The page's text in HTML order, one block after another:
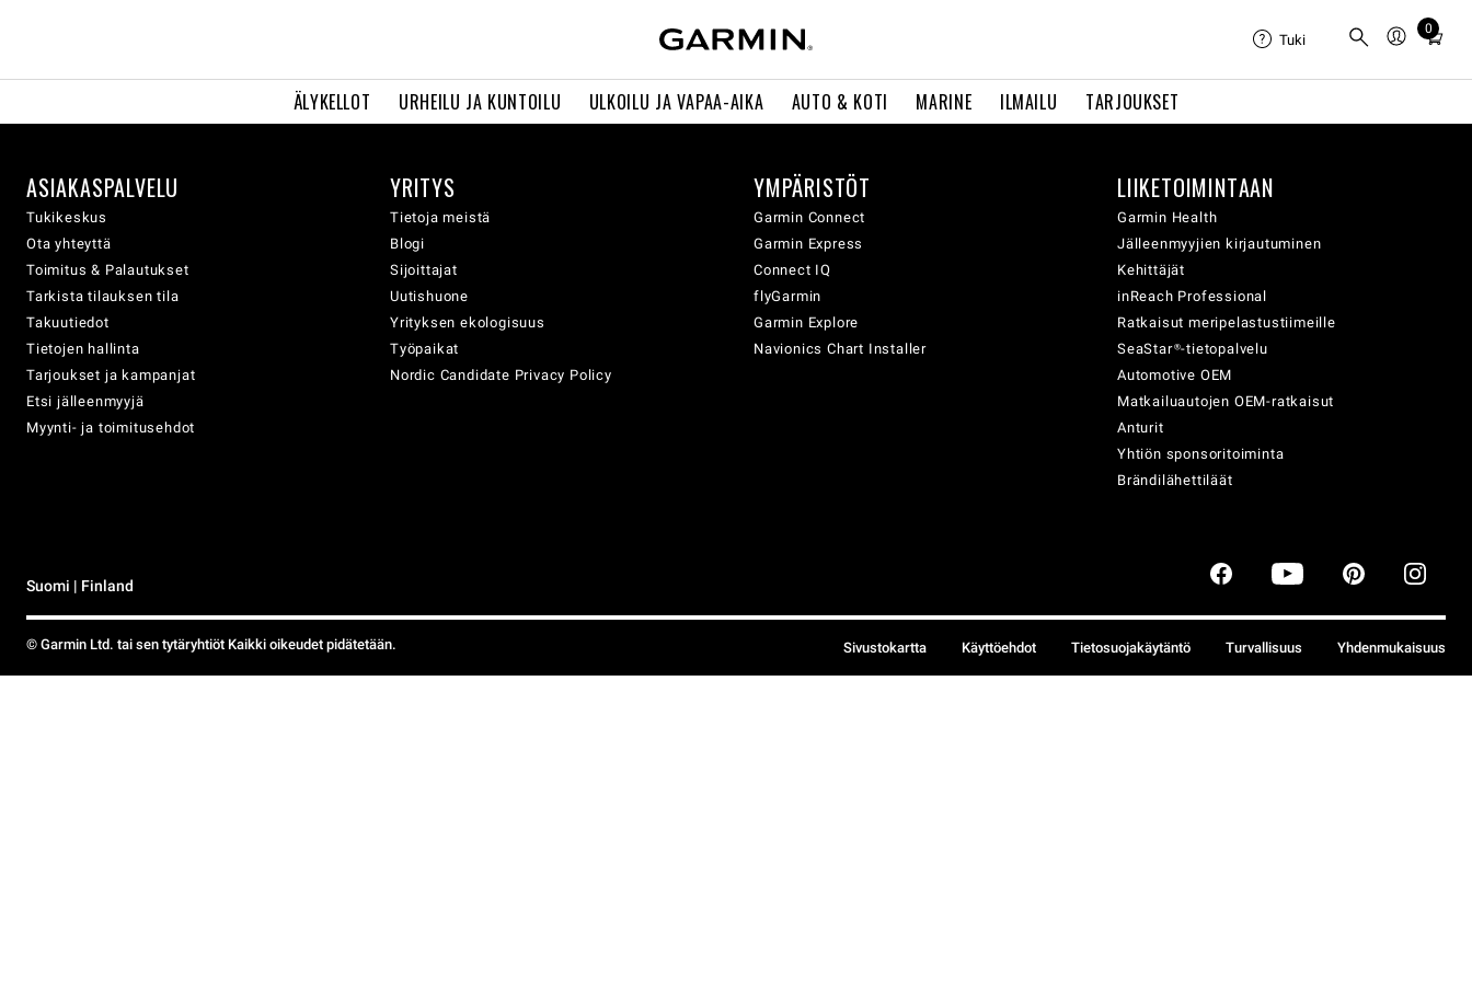
ÄLYKELLOT URHEILU JA KUNTOILU ULKOILU JA VAPAA-AIKA AUTO & KOTI MARINE ILMAILU TARJOUKSET
Tuki
0
Total
cart:
ASIAKASPALVELU
Tukikeskus
Ota yhteyttä
Toimitus & Palautukset
Tarkista tilauksen tila
Takuutiedot
Tietojen hallinta
Tarjoukset ja kampanjat
Etsi jälleenmyyjä
Myynti- ja toimitusehdot
YRITYS
Tietoja meistä
Blogi
Sijoittajat
Uutishuone
Yrityksen ekologisuus
Työpaikat
Nordic Candidate Privacy Policy
YMPÄRISTÖT
Garmin Connect
Garmin Express
Connect IQ
flyGarmin
Garmin Explore
Navionics Chart Installer
LIIKETOIMINTAAN
Garmin Health
Jälleenmyyjien kirjautuminen
Kehittäjät
inReach Professional
Ratkaisut meripelastustiimeille
SeaStar®-tietopalvelu
Automotive OEM
Matkailuautojen OEM-ratkaisut
Anturit
Yhtiön sponsoritoiminta
Brändilähettiläät
Suomi | Finland
© Garmin Ltd. tai sen tytäryhtiöt Kaikki oikeudet pidätetään. Sivustokartta Käyttöehdot Tietosuojakäytäntö Turvallisuus Yhdenmukaisuus